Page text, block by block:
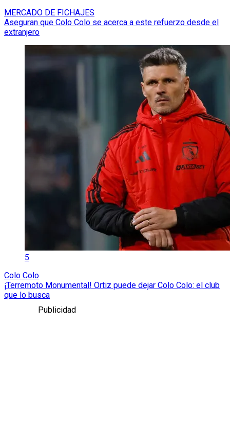
MERCADO DE FICHAJES
Aseguran que Colo Colo se acerca a este refuerzo desde el
extranjero
5
Colo Colo
¡Terremoto Monumental! Ortiz puede dejar Colo Colo: el club
que lo busca
Publicidad